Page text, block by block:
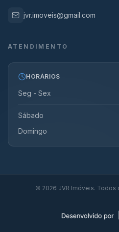
jvr.imoveis@gmail.com
ATENDIMENTO
HORÁRIOS
Seg - Sex
Sábado
Domingo
© 2026 JVR Imóveis.